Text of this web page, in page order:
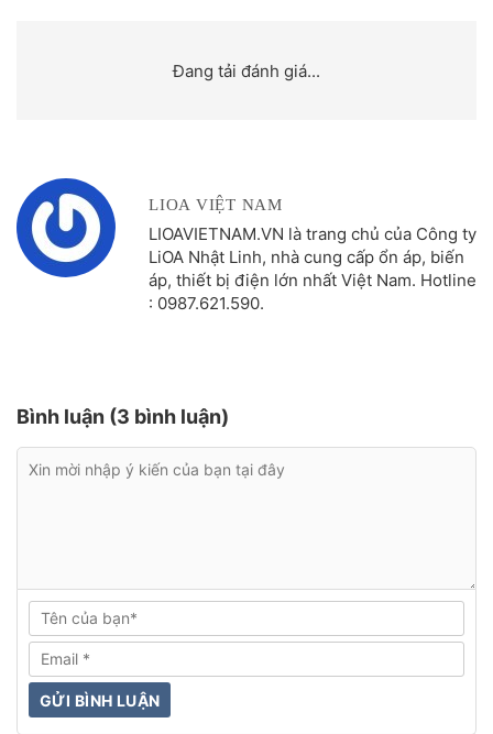
Đang tải đánh giá...
LIOA VIỆT NAM
LIOAVIETNAM.VN là trang chủ của Công ty
LiOA Nhật Linh, nhà cung cấp ổn áp, biến
áp, thiết bị điện lớn nhất Việt Nam. Hotline
: 0987.621.590.
Bình luận (3 bình luận)